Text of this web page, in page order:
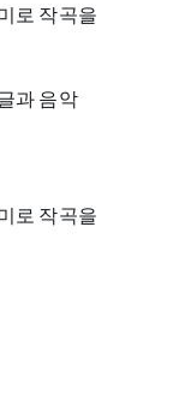
로 작곡을
과 음악
로 작곡을